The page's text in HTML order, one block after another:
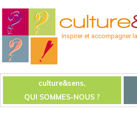
Inspirer et accompagner
culture&sens,
QUI SOMMES-NOUS ?